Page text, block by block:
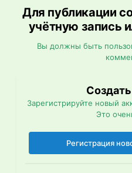
Для публикации
учётную запись
Вы должны быть
Зарегистрируйте новый
Это
Регистрация